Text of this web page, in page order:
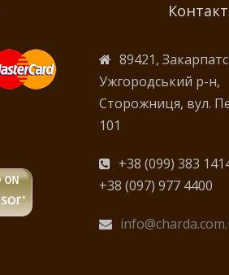
89421,
Ужгородський р-н,
Сторожниця, вул.
101
+38 (099) 383
+38 (097) 977 4400